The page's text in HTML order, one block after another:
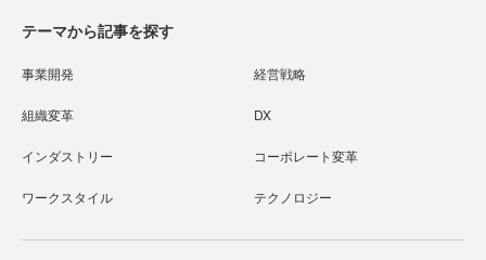
テーマから記事を探す
事業開発 経営戦略
組織変革 DX
インダストリー コーポレート変革
ワークスタイル テクノロジー